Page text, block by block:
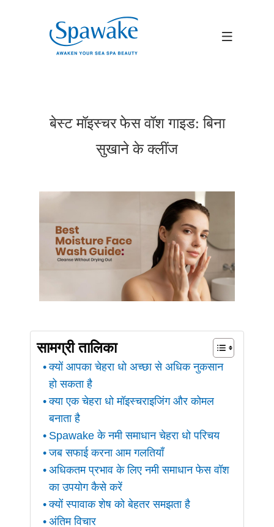
बेस्ट मॉइस्चर फेस वॉश गाइड: बिना
सुखाने के क्लींज
सामग्री तालिका
क्यों आपका चेहरा धो अच्छा से अधिक नुकसान
हो सकता है
क्या एक चेहरा धो मॉइस्चराइजिंग और कोमल
बनाता है
Spawake के नमी समाधान चेहरा धो परिचय
जब सफाई करना आम गलतियाँ
अधिकतम प्रभाव के लिए नमी समाधान फेस वॉश
का उपयोग कैसे करें
क्यों स्पावाक शेष को बेहतर समझता है
अंतिम विचार